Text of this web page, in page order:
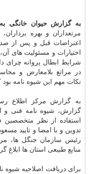
به گزارش حیوان خانگی به
مرتعداران و بهره
اعتراضات قبل و پس از
اختیارات و مسئولیت های
شرایط ابطال پروانه چرای
در مراتع بلامعارض و
نکات مهم این شیوه نامه بود
به گزارش مرکز اطلاع
گزارش، شیوه نامه فنی و
استفاده از نظر
تدوین و با امضا و تایید
رئیس سازمان جنگل ها،
منابع طبیعی استان ها ابلاغ
برای دریافت اصلاحیه شیوه